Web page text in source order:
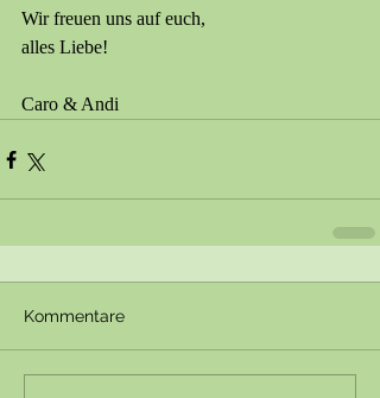
Wir freuen uns auf euch,
alles Liebe!
Caro & Andi
Kommentare